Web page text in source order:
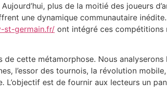
plus de la moitié des joueurs
une dynamique communautaire
st-germain.fr/ ont intégré ces compétitions
de cette métamorphose. Nous analyserons
l’essor des tournois, la révolution
est de fournir aux lecteurs un